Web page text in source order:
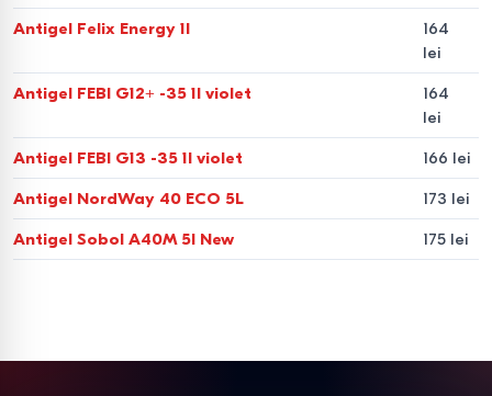
Antigel Felix Energy 1l
164
lei
Antigel FEBI G12+ -35 1l violet
164
lei
Antigel FEBI G13 -35 1l violet 166 lei
Antigel NordWay 40 ECO 5L 173 lei
Antigel Sobol A40M 5l New 175 lei